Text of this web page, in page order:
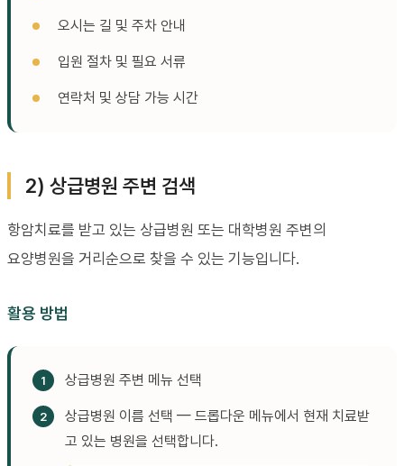
오시는 길 및 주차 안내
입원 절차 및 필요 서류
연락처 및 상담 가능 시간
2) 상급병원 주변 검색
항암치료를 받고 있는 상급병원 또는 대학병원 주변의
요양병원을 거리순으로 찾을 수 있는 기능입니다.
활용 방법
상급병원 주변 메뉴 선택
상급병원 이름 선택 — 드롭다운 메뉴에서 현재 치료받
고 있는 병원을 선택합니다.